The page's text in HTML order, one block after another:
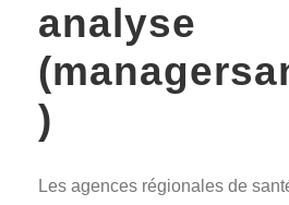
analyse
)
Les agences régionales de